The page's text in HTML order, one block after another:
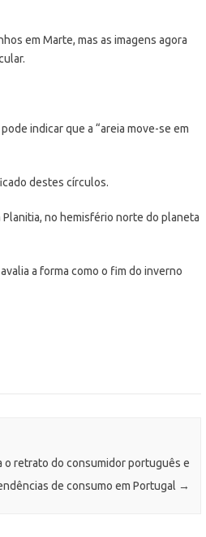
em Marte, mas as imagens agora
indicar que a “areia move-se em
destes círculos.
no hemisfério norte do planeta
a forma como o fim do inverno
o retrato do consumidor português e
de consumo em Portugal →